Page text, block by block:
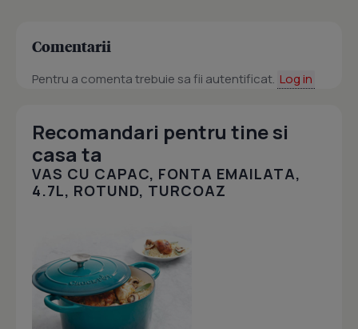
Comentarii
Pentru a comenta trebuie sa fii autentificat. Log in
Recomandari pentru tine si
casa ta
VAS CU CAPAC, FONTA EMAILATA,
4.7L, ROTUND, TURCOAZ